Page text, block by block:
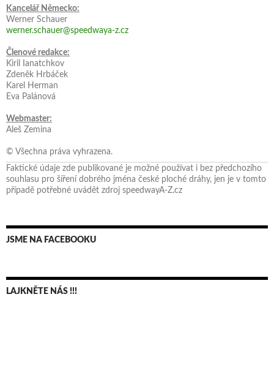
Kancelář Německo:
Werner Schauer
werner.schauer@speedwaya-z.cz
Členové redakce:
Kiril Ianatchkov
Zdeněk Hrbáček
Karel Herman
Eva Palánová
Webmaster:
Aleš Zemina
© Všechna práva vyhrazena.
Faktické údaje zde publikované je možné používat i bez předchozího
souhlasu pro šíření dobrého jména české ploché dráhy, jen je v tomto
případě potřebné uvádět zdroj speedwayA-Z.cz
JSME NA FACEBOOKU
LAJKNĚTE NÁS !!!